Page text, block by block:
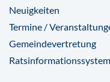
Neuigkeiten
Termine /
Gemeindevertretung